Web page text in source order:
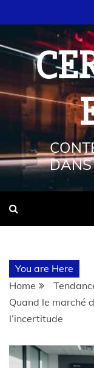
DANS
You are Here
Home
Quand le marché
l’incertitude